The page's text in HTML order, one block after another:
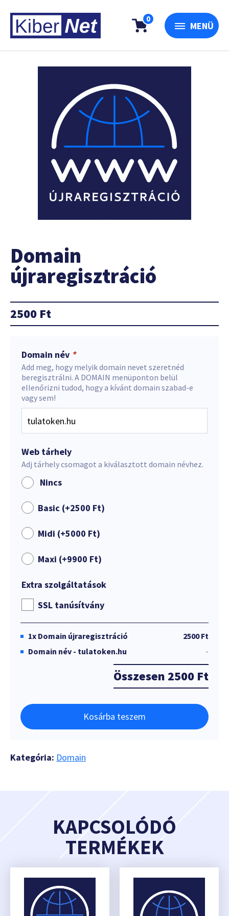
0
MENÜ
Domain
újraregisztráció
2500 Ft
Domain név *
Add meg, hogy melyik domain nevet szeretnéd
beregisztrálni. A DOMAIN menüponton belül
ellenőrizni tudod, hogy a kívánt domain szabad-e
vagy sem!
Web tárhely
Adj tárhely csomagot a kiválasztott domain névhez.
Nincs
Basic (+2500 Ft)
Midi (+5000 Ft)
Maxi (+9900 Ft)
Extra szolgáltatások
SSL tanúsítvány
1x Domain újraregisztráció
2500 Ft
Domain név - tulatoken.hu
-
Összesen 2500 Ft
Kosárba teszem
Kategória: Domain
KAPCSOLÓDÓ
TERMÉKEK